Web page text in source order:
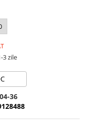
3 zile
36